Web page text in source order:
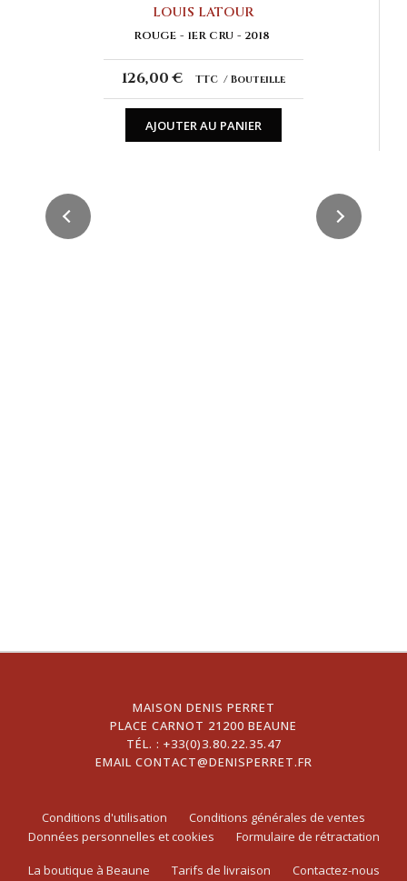
LOUIS LATOUR
ROUGE 1ER CRU 2018
126,00 € TTC Bouteille
AJOUTER AU PANIER
MAISON DENIS PERRET
PLACE CARNOT 21200 BEAUNE
TÉL. : +33(0)3.80.22.35.47
EMAIL CONTACT@DENISPERRET.FR
Conditions d'utilisation
Conditions générales de ventes
Données personnelles et cookies
Formulaire de rétractation
La boutique à Beaune Tarifs de livraison
Contactez-nous